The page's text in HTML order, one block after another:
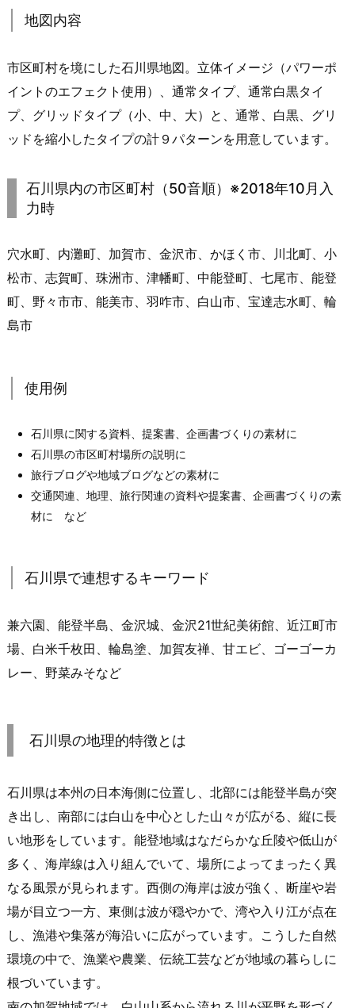
地図内容
市区町村を境にした石川県地図。立体イメージ（パワーポ
イントのエフェクト使用）、通常タイプ、通常白黒タイ
プ、グリッドタイプ（小、中、大）と、通常、白黒、グリ
ッドを縮小したタイプの計９パターンを用意しています。
石川県内の市区町村（50音順）※2018年10月入
力時
穴水町、内灘町、加賀市、金沢市、かほく市、川北町、小
松市、志賀町、珠洲市、津幡町、中能登町、七尾市、能登
町、野々市市、能美市、羽咋市、白山市、宝達志水町、輪
島市
使用例
石川県に関する資料、提案書、企画書づくりの素材に
石川県の市区町村場所の説明に
旅行ブログや地域ブログなどの素材に
交通関連、地理、旅行関連の資料や提案書、企画書づくりの素
材に など
石川県で連想するキーワード
兼六園、能登半島、金沢城、金沢21世紀美術館、近江町市
場、白米千枚田、輪島塗、加賀友禅、甘エビ、ゴーゴーカ
レー、野菜みそなど
石川県の地理的特徴とは
石川県は本州の日本海側に位置し、北部には能登半島が突
き出し、南部には白山を中心とした山々が広がる、縦に長
い地形をしています。能登地域はなだらかな丘陵や低山が
多く、海岸線は入り組んでいて、場所によってまったく異
なる風景が見られます。西側の海岸は波が強く、断崖や岩
場が目立つ一方、東側は波が穏やかで、湾や入り江が点在
し、漁港や集落が海沿いに広がっています。こうした自然
環境の中で、漁業や農業、伝統工芸などが地域の暮らしに
根づいています。